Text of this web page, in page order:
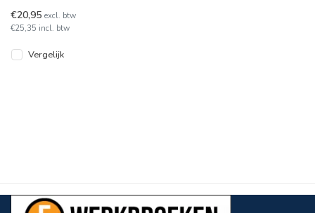
jasje is leverbaar in het
wit en in de
€20,95 excl. btw
€25,35 incl. btw
Vergelijk